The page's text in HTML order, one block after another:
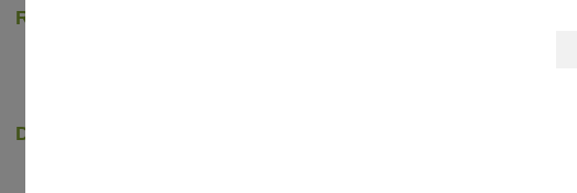
Rychlé online platby
Dopravci